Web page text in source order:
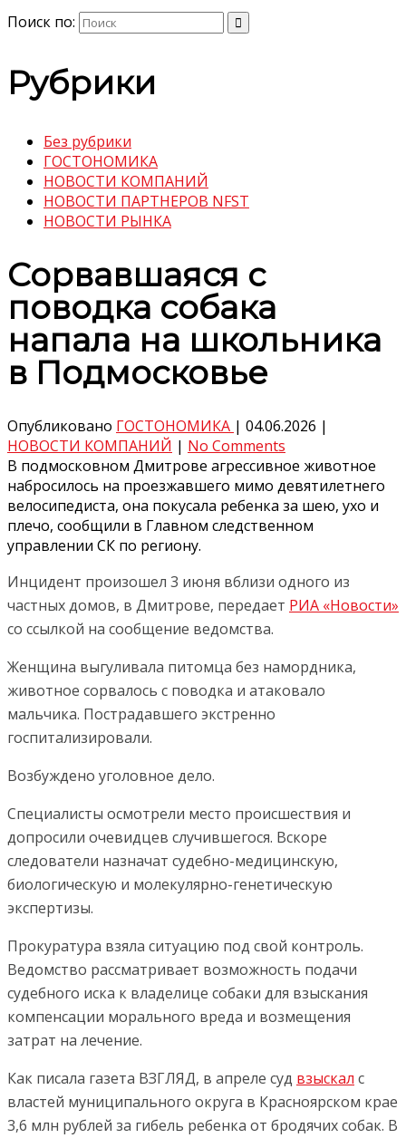
Поиск по:
Рубрики
Без рубрики
ГОСТОНОМИКА
НОВОСТИ КОМПАНИЙ
НОВОСТИ ПАРТНЕРОВ NFST
НОВОСТИ РЫНКА
Сорвавшаяся с
поводка собака
напала на школьника
в Подмосковье
Опубликовано ГОСТОНОМИКА | 04.06.2026 |
НОВОСТИ КОМПАНИЙ | No Comments
В подмосковном Дмитрове агрессивное животное
набросилось на проезжавшего мимо девятилетнего
велосипедиста, она покусала ребенка за шею, ухо и
плечо, сообщили в Главном следственном
управлении СК по региону.
Инцидент произошел 3 июня вблизи одного из
частных домов, в Дмитрове, передает РИА «Новости»
со ссылкой на сообщение ведомства.
Женщина выгуливала питомца без намордника,
животное сорвалось с поводка и атаковало
мальчика. Пострадавшего экстренно
госпитализировали.
Возбуждено уголовное дело.
Специалисты осмотрели место происшествия и
допросили очевидцев случившегося. Вскоре
следователи назначат судебно-медицинскую,
биологическую и молекулярно-генетическую
экспертизы.
Прокуратура взяла ситуацию под свой контроль.
Ведомство рассматривает возможность подачи
судебного иска к владелице собаки для взыскания
компенсации морального вреда и возмещения
затрат на лечение.
Как писала газета ВЗГЛЯД, в апреле суд взыскал с
властей муниципального округа в Красноярском крае
3,6 млн рублей за гибель ребенка от бродячих собак. В